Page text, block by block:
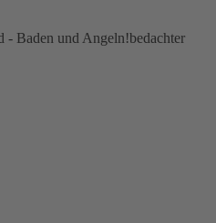
- Baden und Angeln!bedachter